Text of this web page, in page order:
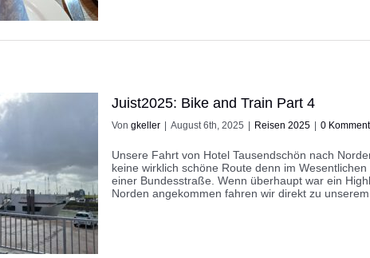
Juist2025: Bike and Train Part 4
Von gkeller August 6th, 2025 Reisen 2025 0
Unsere Fahrt von Hotel Tausendschön nach
keine wirklich schöne Route denn im
einer Bundesstraße. Wenn überhaupt war ein
Norden angekommen fahren wir direkt zu